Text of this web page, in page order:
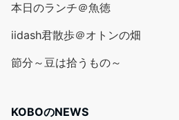
本日のランチ＠魚徳
iidash君散歩＠オトンの畑
節分～豆は拾うもの～
KOBOのNEWS